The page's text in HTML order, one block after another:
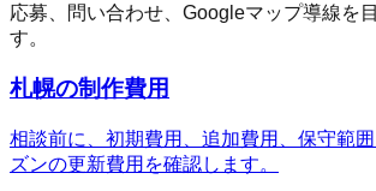
応募、問い合わせ、Googleマップ導線を
す。
札幌の制作費用
相談前に、初期費用、追加費用、保守範
ズンの更新費用を確認します。